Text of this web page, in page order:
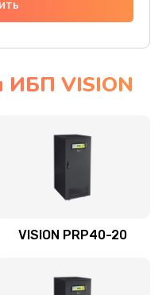
ИБП VISION
VISION PRP40-20